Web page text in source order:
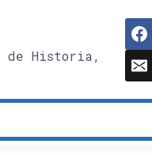
de Historia,